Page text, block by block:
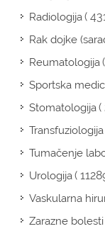
Radiologija(
Rak dojke
Reumatologija
Sportska
Stomatologija(
Transfuziologija
Tumačenje
Urologija(
Vaskularna
Zarazne bolesti